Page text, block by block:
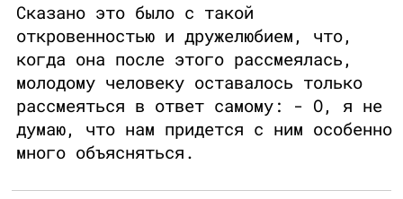
Сказано это было с такой
откровенностью и дружелюбием, что,
когда она после этого рассмеялась,
молодому человеку оставалось только
рассмеяться в ответ самому: - О, я не
думаю, что нам придется с ним особенно
много объясняться.